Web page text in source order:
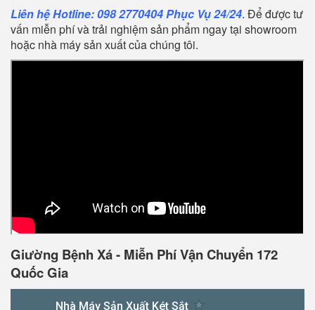
Liên hệ Hotline: 098 2770404 Phục Vụ 24/24. Để được tư
vấn miễn phí và trải nghiệm sản phẩm ngay tại showroom
hoặc nhà máy sản xuất của chúng tôi.
Giường Bệnh Xá - Miễn Phí Vận Chuyển 172
Quốc Gia